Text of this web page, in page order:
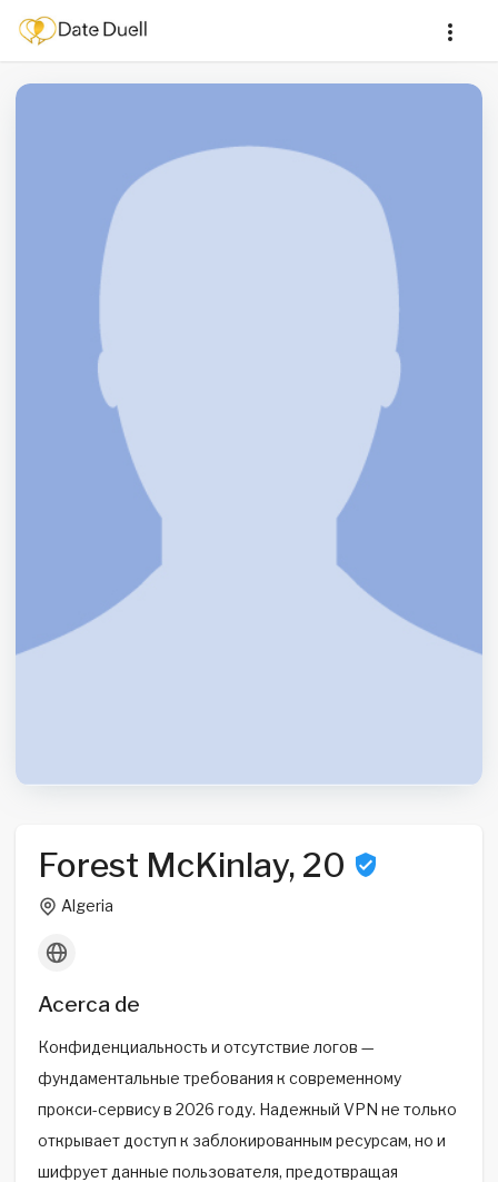
Forest McKinlay, 20
Algeria
Acerca de
Конфиденциальность и отсутствие логов —
фундаментальные требования к современному
прокси-сервису в 2026 году. Надежный VPN не только
открывает доступ к заблокированным ресурсам, но и
шифрует данные пользователя, предотвращая